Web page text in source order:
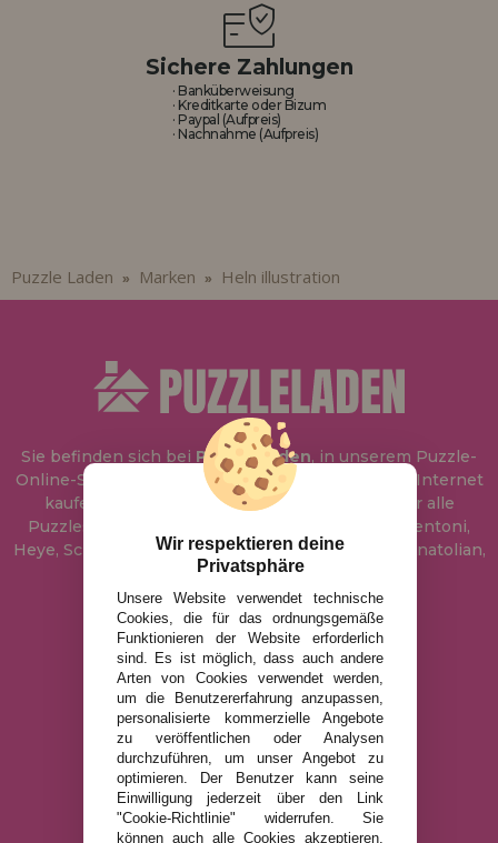
Sichere Zahlungen
· Banküberweisung
· Kreditkarte oder Bizum
· Paypal (Aufpreis)
· Nachnahme (Aufpreis)
Puzzle Laden » Marken » Heln illustration
Sie befinden sich bei Puzzle Laden, in unserem Puzzle-
Online-Shop, wo Sie Puzzle zum besten Preis im Internet
kaufen können. In unserem Katalog führen wir alle
Puzzles der Marken Educa, Ravensburger, Clementoni,
Heye, Schmidt, Castorland, Jumbo, Trefl, Piatnik, Anatolian,
Art Puzzle, Gibsons und viele mehr.
info@puzzleladen.de
RECHTLICHE HINWEISE
DATENSCHUTZRICHTLINIE
COOKIE-RICHTLINIE
VERSAND UND RÜCKGABE
RÜCKGABE / WIDERRUF
Wir respektieren deine
Privatsphäre
Unsere Website verwendet technische
Cookies, die für das ordnungsgemäße
Funktionieren der Website erforderlich
sind. Es ist möglich, dass auch andere
Arten von Cookies verwendet werden,
um die Benutzererfahrung anzupassen,
personalisierte kommerzielle Angebote
zu veröffentlichen oder Analysen
durchzuführen, um unser Angebot zu
optimieren. Der Benutzer kann seine
Einwilligung jederzeit über den Link
"Cookie-Richtlinie" widerrufen. Sie
können auch alle Cookies akzeptieren,